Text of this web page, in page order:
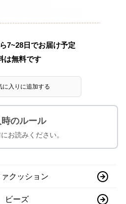
7~28日でお届け予定
は無料です
に入りに追加する
のルール
お読みください。
ァクッション
ビーズ